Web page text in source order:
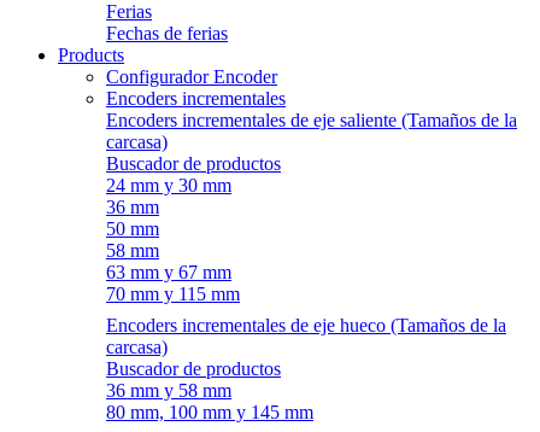
Ferias
Fechas de ferias
Products
Configurador Encoder
Encoders incrementales
Encoders incrementales de eje saliente (Tamaños de la
carcasa)
Buscador de productos
24 mm y 30 mm
36 mm
50 mm
58 mm
63 mm y 67 mm
70 mm y 115 mm
Encoders incrementales de eje hueco (Tamaños de la
carcasa)
Buscador de productos
36 mm y 58 mm
80 mm, 100 mm y 145 mm